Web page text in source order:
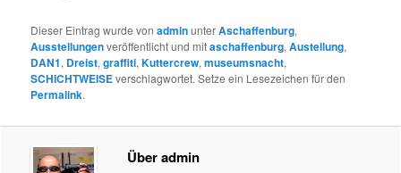
Dieser Eintrag wurde vonadminunterAschaffenburg,
Ausstellungenveröffentlicht und mitaschaffenburg,Austellung,
DAN1, Dreist,graffiti,Kuttercrew,museumsnacht,
SCHICHTWEISEverschlagwortet. Setze ein Lesezeichen für den
Permalink.
Über admin